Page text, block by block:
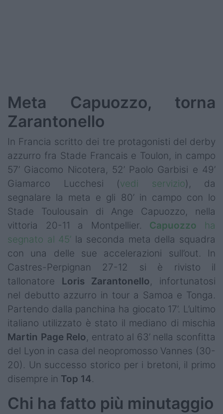
Meta Capuozzo, torna
Zarantonello
In Francia scritto dei tre protagonisti del derby
azzurro fra Stade Francais e Toulon, in campo
57’ Giacomo Nicotera, 52’ Paolo Garbisi e 49’
Giamarco Lucchesi (vedi servizio), da
segnalare la meta e gli 80’ in campo con lo
Stade Toulousain di Ange Capuozzo, nella
vittoria 20-11 a Montpellier. Capuozzo ha
segnato al 45’ la seconda meta della squadra
con una delle sue accelerazioni sull’out. In
Castres-Perpignan 27-12 si è rivisto il
tallonatore Loris Zarantonello, infortunatosi
nel debutto azzurro in tour a Samoa e Tonga.
Partendo dalla panchina ha giocato 17’. L’ultimo
italiano utilizzato è stato il mediano di mischia
Martin Page Relo, entrato al 63’ nella sconfitta
del Lyon in casa del neopromosso Vannes (30-
20). Un successo storico per i bretoni, il primo
disempre in Top 14.
Chi ha fatto più minutaggio